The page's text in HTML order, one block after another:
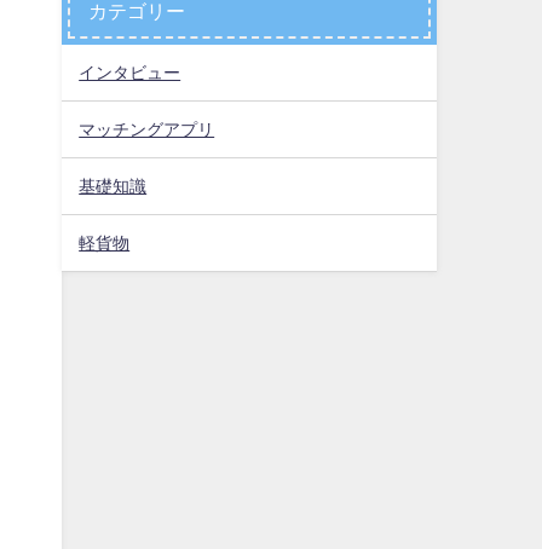
カテゴリー
インタビュー
マッチングアプリ
基礎知識
軽貨物